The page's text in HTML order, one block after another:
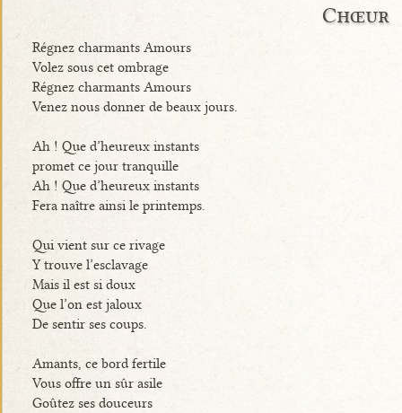
Chœur
Régnez charmants Amours
Volez sous cet ombrage
Régnez charmants Amours
Venez nous donner de beaux jours.
Ah ! Que d’heureux instants
promet ce jour tranquille
Ah ! Que d’heureux instants
Fera naître ainsi le printemps.
Qui vient sur ce rivage
Y trouve l’esclavage
Mais il est si doux
Que l’on est jaloux
De sentir ses coups.
Amants, ce bord fertile
Vous offre un sûr asile
Goûtez ses douceurs